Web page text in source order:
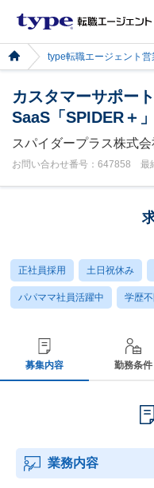
type転職エージェント営
カスタマーサポー
SaaS「SPIDER＋
スパイダープラス株式会
お問い合わせ番号：647858 最
正社員採用 土日祝休み
パパママ社員活躍中 学歴
募集内容 勤務条件
業務内容